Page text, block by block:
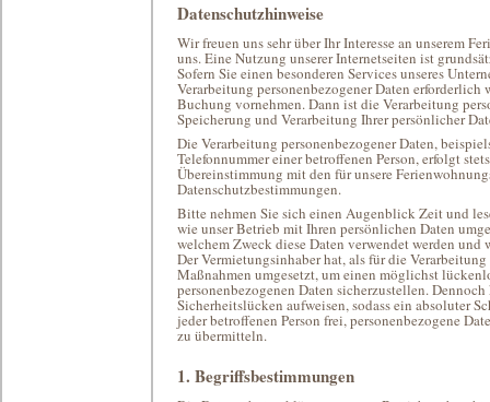
Datenschutzhinweise
Wir freuen uns sehr über Ihr Interesse an unserem
uns. Eine Nutzung unserer Internetseiten ist
Sofern Sie einen besonderen Services unseres
Verarbeitung personenbezogener Daten
Buchung vornehmen. Dann ist die Verarbeitung
Speicherung und Verarbeitung Ihrer persönlicher
Die Verarbeitung personenbezogener Daten,
Telefonnummer einer betroffenen Person, erfolgt
Übereinstimmung mit den für unsere
Datenschutzbestimmungen.
Bitte nehmen Sie sich einen Augenblick Zeit und
wie unser Betrieb mit Ihren persönlichen Daten
welchem Zweck diese Daten verwendet werden
Der Vermietungsinhaber hat, als für die
Maßnahmen umgesetzt, um einen möglichst
personenbezogenen Daten sicherzustellen.
Sicherheitslücken aufweisen, sodass ein absoluter
jeder betroffenen Person frei, personenbezogene
zu übermitteln.
1. Begriffsbestimmungen